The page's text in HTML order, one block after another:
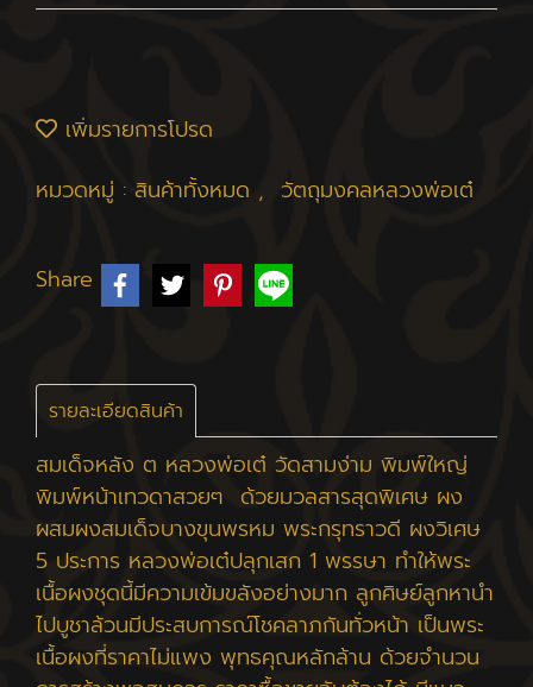
เพิ่มรายการโปรด
หมวดหมู่ : สินค้าทั้งหมด , วัตถุมงคลหลวงพ่อเต๋
Share
รายละเอียดสินค้า
สมเด็จหลัง ต หลวงพ่อเต๋ วัดสามง่าม พิมพ์ใหญ่
พิมพ์หน้าเทวดาสวยๆ ด้วยมวลสารสุดพิเศษ ผง
ผสมผงสมเด็จบางขุนพรหม พระกรุทราวดี ผงวิเศษ
5 ประการ หลวงพ่อเต๋ปลุกเสก 1 พรรษา ทำให้พระ
เนื้อผงชุดนี้มีความเข้มขลังอย่างมาก ลูกศิษย์ลูกหานำ
ไปบูชาล้วนมีประสบการณ์โชคลาภกันทั่วหน้า เป็นพระ
เนื้อผงที่ราคาไม่แพง พุทธคุณหลักล้าน ด้วยจำนวน